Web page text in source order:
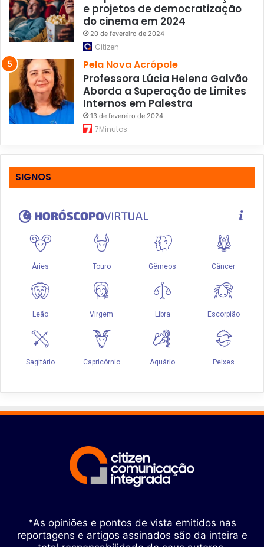
e projetos de democratização
do cinema em 2024
20 de fevereiro de 2024
Citizen
Pela Nova Acrópole
Professora Lúcia Helena Galvão
Aborda a Superação de Limites
Internos em Palestra
13 de fevereiro de 2024
7Minutos
SIGNOS
*As opiniões e pontos de vista emitidos nas
reportagens e artigos assinados são da inteira e